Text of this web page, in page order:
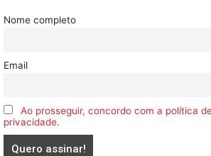
Nome completo
Email
Ao prosseguir, concordo com a política
privacidade.